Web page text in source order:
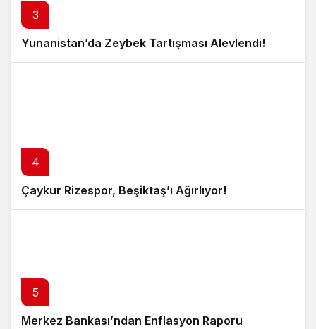
3
Yunanistan’da Zeybek Tartışması Alevlendi!
4
Çaykur Rizespor, Beşiktaş’ı Ağırlıyor!
5
Merkez Bankası’ndan Enflasyon Raporu